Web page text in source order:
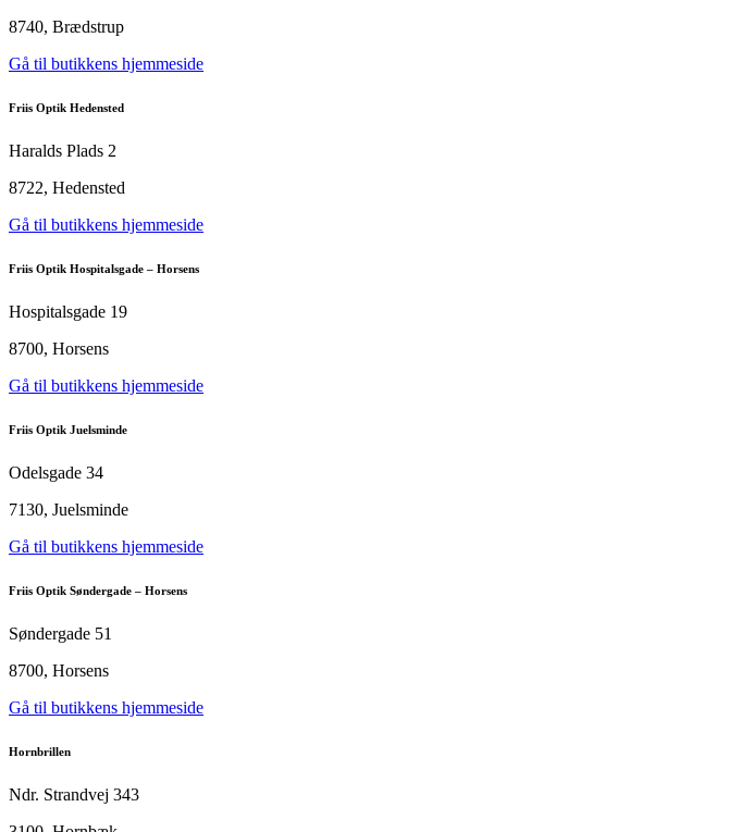
8740, Brædstrup
Gå til butikkens hjemmeside
Friis Optik Hedensted
Haralds Plads 2
8722, Hedensted
Gå til butikkens hjemmeside
Friis Optik Hospitalsgade – Horsens
Hospitalsgade 19
8700, Horsens
Gå til butikkens hjemmeside
Friis Optik Juelsminde
Odelsgade 34
7130, Juelsminde
Gå til butikkens hjemmeside
Friis Optik Søndergade – Horsens
Søndergade 51
8700, Horsens
Gå til butikkens hjemmeside
Hornbrillen
Ndr. Strandvej 343